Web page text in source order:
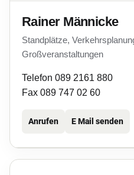
Rainer Männicke
Standplätze,
Großveranstaltungen
Telefon 089 2161 880
Fax 089 747 02 60
Anrufen E Mail senden